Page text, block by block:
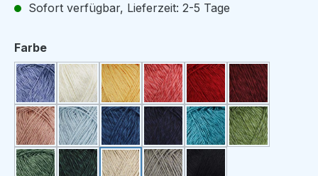
Sofort verfügbar, Lieferzeit: 2-5 Tage
Farbeauswählen
Sky White Lemon Blush StrawberryBordeaux
PowderFrost Indigo Navy PetroleumGreen Tea